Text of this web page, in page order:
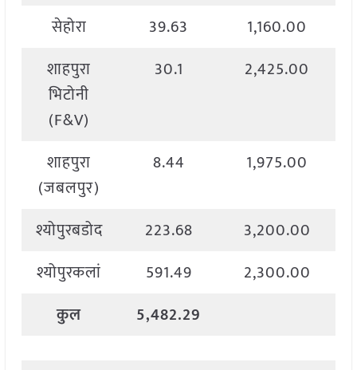
सेहोरा
39.63
1,160.00
शाहपुरा
भिटोनी
(F&V)
30.1 2,425.00
शाहपुरा
(जबलपुर)
8.44 1,975.00
श्योपुरबडोद 223.68
3,200.00
श्योपुरकलां
591.49
2,300.00
कुल
5,482.29